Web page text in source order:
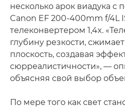
несколько арок виадука
Canon EF 200-400mm f/4L
телеконвертером 1,4x.
глубину резкости,
плоскость, создавая
сюрреалистичности», —
объясняя свой выбор
По мере того как свет